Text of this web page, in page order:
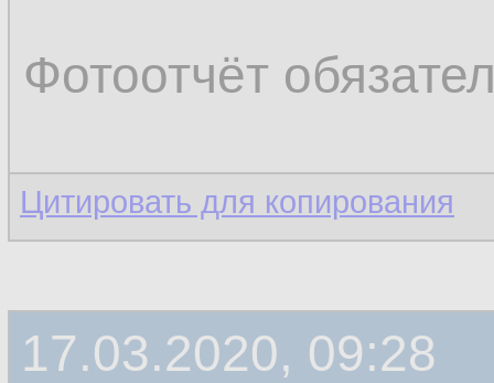
Фотоотчёт
Цитировать для копирования
17.03.2020, 09:28